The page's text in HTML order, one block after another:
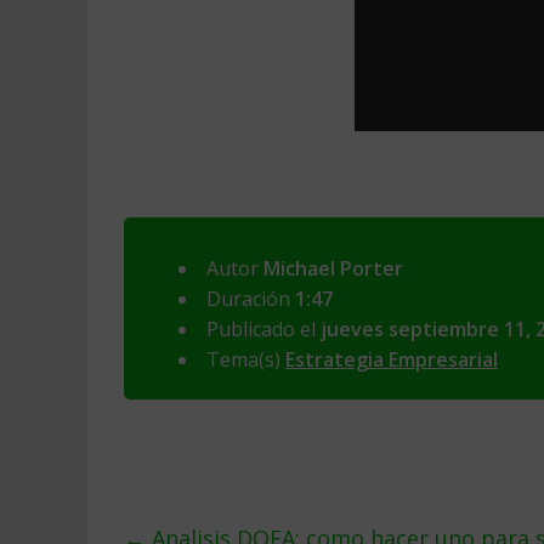
Autor Michael Porter
Duración 1:47
Publicado el jueves septiembre 11,
Tema(s) Estrategia Empresarial
← Analisis DOFA: como hacer uno para